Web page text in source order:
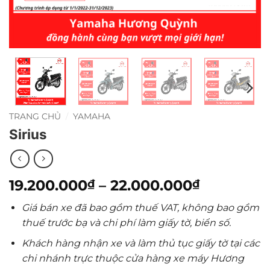
TRANG CHỦ YAMAHA
Sirius
19.200.000₫ – 22.000.000₫Khoảng
từ
đến
Giá bán xe đã bao gồm thuế VAT, không bao gồm
thuế trước bạ và chi phí làm giấy tờ, biển số.
Khách hàng nhận xe và làm thủ tục giấy tờ tại các
chi nhánh trực thuộc cửa hàng xe máy Hương